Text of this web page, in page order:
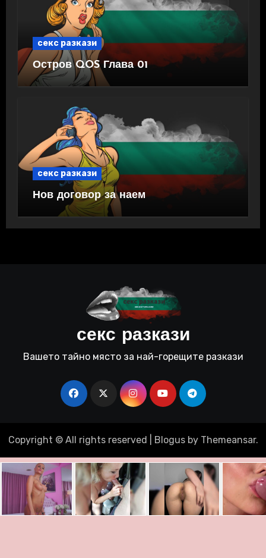
секс разкази
Остров QOS Глава 01
секс разкази
Нов договор за наем
секс разкази
Вашето тайно място за най-горещите разкази
Copyright © All rights reserved Blogusby Themeansar.